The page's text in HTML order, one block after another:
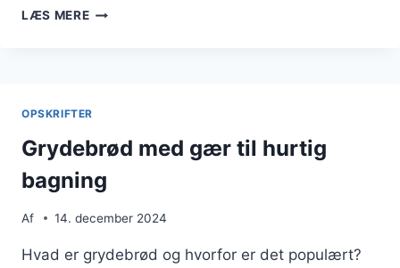
LÆS MEREGRYDEBRØD
OPSKRIFTER
Grydebrød med gær til hurtig
bagning
Af 14. december 2024
Hvad er grydebrød og hvorfor er det populært?